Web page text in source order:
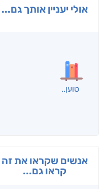
אולי יעניין אותך גם...
בפנוכו
חני שאטן